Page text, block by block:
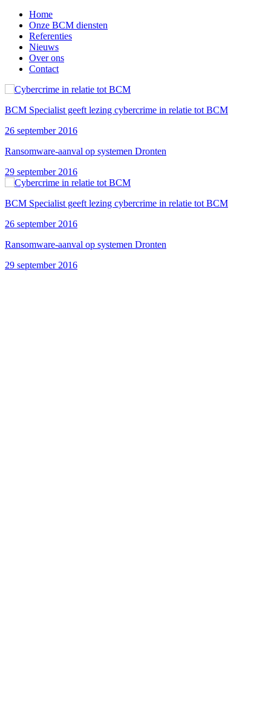
Home
Onze BCM diensten
Referenties
Nieuws
Over ons
Contact
BCM Specialist geeft lezing cybercrime in relatie tot BCM
26 september 2016
Ransomware-aanval op systemen Dronten
29 september 2016
BCM Specialist geeft lezing cybercrime in relatie tot BCM
26 september 2016
Ransomware-aanval op systemen Dronten
29 september 2016